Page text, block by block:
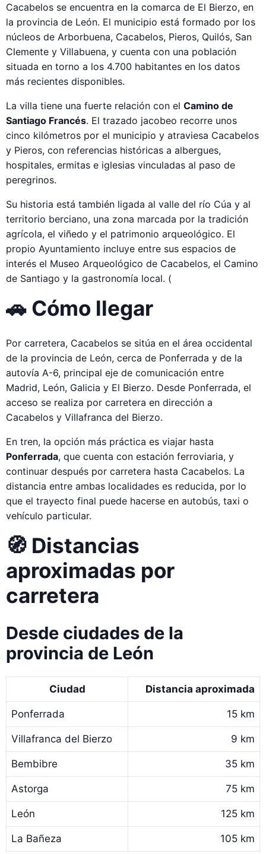
Cacabelos se encuentra en la comarca de El Bierzo, en
la provincia de León. El municipio está formado por los
núcleos de Arborbuena, Cacabelos, Pieros, Quilós, San
Clemente y Villabuena, y cuenta con una población
situada en torno a los 4.700 habitantes en los datos
más recientes disponibles.
La villa tiene una fuerte relación con el Camino de
Santiago Francés. El trazado jacobeo recorre unos
cinco kilómetros por el municipio y atraviesa Cacabelos
y Pieros, con referencias históricas a albergues,
hospitales, ermitas e iglesias vinculadas al paso de
peregrinos.
Su historia está también ligada al valle del río Cúa y al
territorio berciano, una zona marcada por la tradición
agrícola, el viñedo y el patrimonio arqueológico. El
propio Ayuntamiento incluye entre sus espacios de
interés el Museo Arqueológico de Cacabelos, el Camino
de Santiago y la gastronomía local. (
🚗 Cómo llegar
Por carretera, Cacabelos se sitúa en el área occidental
de la provincia de León, cerca de Ponferrada y de la
autovía A-6, principal eje de comunicación entre
Madrid, León, Galicia y El Bierzo. Desde Ponferrada, el
acceso se realiza por carretera en dirección a
Cacabelos y Villafranca del Bierzo.
En tren, la opción más práctica es viajar hasta
Ponferrada, que cuenta con estación ferroviaria, y
continuar después por carretera hasta Cacabelos. La
distancia entre ambas localidades es reducida, por lo
que el trayecto final puede hacerse en autobús, taxi o
vehículo particular.
🧭 Distancias
aproximadas por
carretera
Desde ciudades de la
provincia de León
Ciudad Distancia aproximada
Ponferrada 15 km
Villafranca del Bierzo 9 km
Bembibre 35 km
Astorga 75 km
León 125 km
La Bañeza 105 km